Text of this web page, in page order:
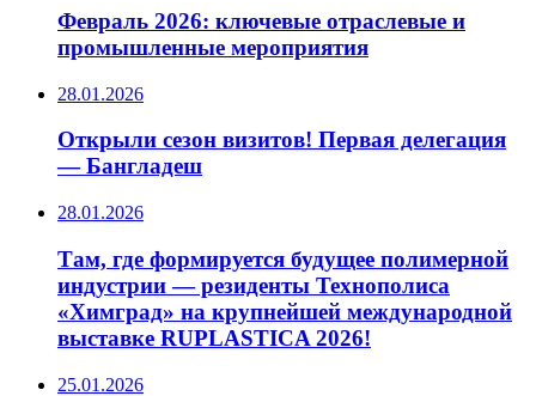
Февраль 2026: ключевые отраслевые и
промышленные мероприятия
28.01.2026
Открыли сезон визитов! Первая делегация
— Бангладеш
28.01.2026
Там, где формируется будущее полимерной
индустрии — резиденты Технополиса
«Химград» на крупнейшей международной
выставке RUPLASTICA 2026!
25.01.2026